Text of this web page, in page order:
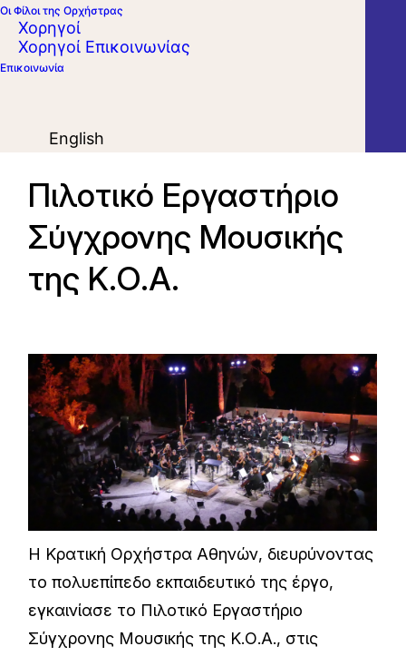
Οι Φίλοι της Ορχήστρας
Χορηγοί
Χορηγοί Επικοινωνίας
Επικοινωνία
English
Πιλοτικό Εργαστήριο
Σύγχρονης Μουσικής
της Κ.Ο.Α.
Η Κρατική Ορχήστρα Αθηνών, διευρύνοντας
το πολυεπίπεδο εκπαιδευτικό της έργο,
εγκαινίασε το Πιλοτικό Εργαστήριο
Σύγχρονης Μουσικής της Κ.Ο.Α., στις